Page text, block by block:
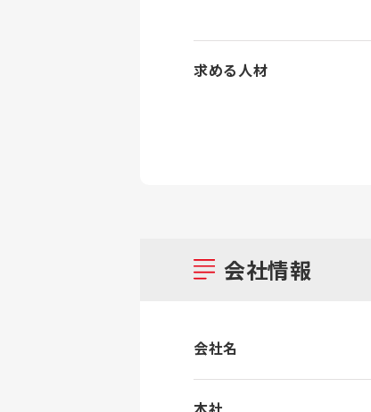
求める人材
会社情報
会社名